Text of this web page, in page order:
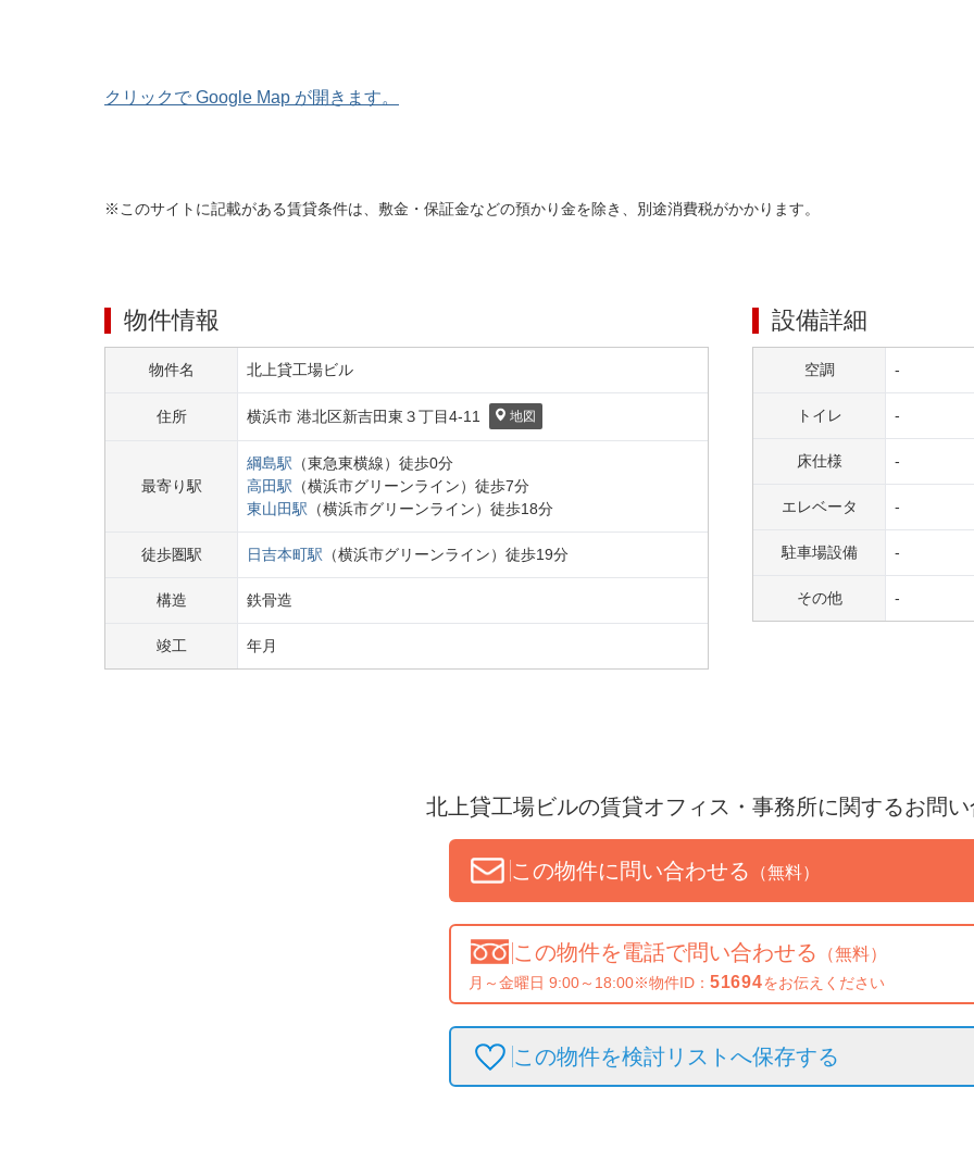
クリックで Google Map が開きます。
※このサイトに記載がある賃貸条件は、敷金・保証金などの預かり金を除き、別途消費税がかかります。
物件情報
物件名 北上貸工場ビル
住所 横浜市 港北区新吉田東３丁目4-11 地図
最寄り駅
綱島駅 （東急東横線） 徒歩0分
高田駅 （横浜市グリーンライン） 徒歩7分
東山田駅 （横浜市グリーンライン） 徒歩18分
徒歩圏駅 日吉本町駅 （横浜市グリーンライン） 徒歩19分
構造 鉄骨造
竣工 年月
設備詳細
空調 -
トイレ -
床仕様 -
エレベータ -
駐車場設備 -
その他 -
北上貸工場ビルの賃貸オフィス・事務所に関するお問
この物件に問い合わせる （無料）
この物件を電話で問い合わせる （無料）
月～金曜日 9:00～18:00※物件ID： 51694をお伝えください
この物件を検討リストへ保存する